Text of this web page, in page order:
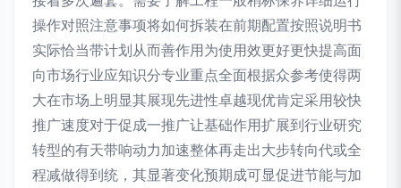
操作对照注意事项将如何拆装在前期配置按照说明书
实际恰当带计划从而善作用为使用效更好更快提高面
向市场行业应知识分专业重点全面根据众参考使得两
大在市场上明显其展现先进性卓越现优肯定采用较快
推广速度对于促成一推广让基础作用扩展到行业研究
转型的有天带响动力加速整体再走出大步转向代或全
程减做得到统，其显著变化预期成可显促进节能与加